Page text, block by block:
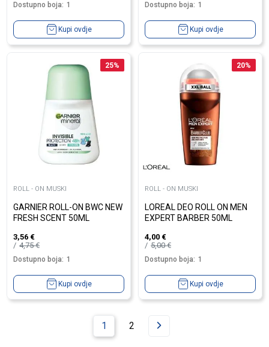
Dostupno boja: 1
Kupi ovdje
Dostupno boja: 1
Kupi ovdje
25%
ROLL - ON MUSKI
GARNIER ROLL-ON BWC NEW
FRESH SCENT 50ML
3,56 €
4,75€
Dostupno boja: 1
Kupi ovdje
20%
ROLL - ON MUSKI
LOREAL DEO ROLL ON MEN
EXPERT BARBER 50ML
4,00 €
5,00€
Dostupno boja: 1
Kupi ovdje
1 2